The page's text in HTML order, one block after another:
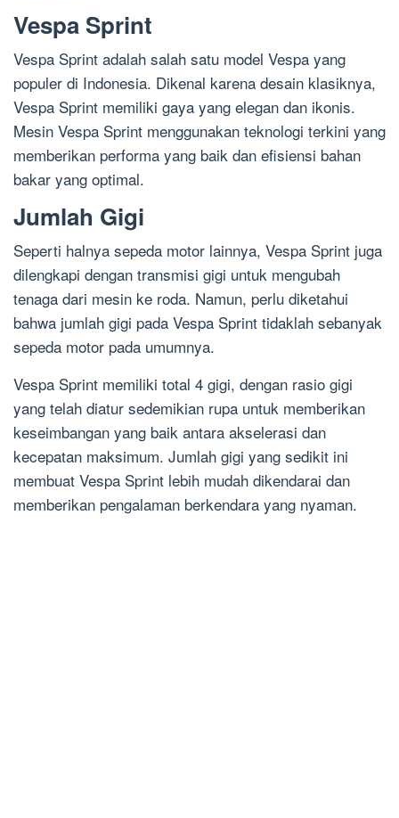
Vespa Sprint
Vespa Sprint adalah salah satu model Vespa yang
populer di Indonesia. Dikenal karena desain klasiknya,
Vespa Sprint memiliki gaya yang elegan dan ikonis.
Mesin Vespa Sprint menggunakan teknologi terkini yang
memberikan performa yang baik dan efisiensi bahan
bakar yang optimal.
Jumlah Gigi
Seperti halnya sepeda motor lainnya, Vespa Sprint juga
dilengkapi dengan transmisi gigi untuk mengubah
tenaga dari mesin ke roda. Namun, perlu diketahui
bahwa jumlah gigi pada Vespa Sprint tidaklah sebanyak
sepeda motor pada umumnya.
Vespa Sprint memiliki total 4 gigi, dengan rasio gigi
yang telah diatur sedemikian rupa untuk memberikan
keseimbangan yang baik antara akselerasi dan
kecepatan maksimum. Jumlah gigi yang sedikit ini
membuat Vespa Sprint lebih mudah dikendarai dan
memberikan pengalaman berkendara yang nyaman.